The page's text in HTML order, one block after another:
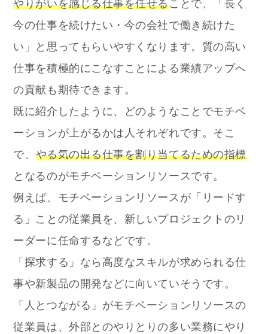
やりがいを感じる仕事を任せることで、「長く
今の仕事を続けたい・今の会社で働き続けた
い」と思ってもらいやすくなります。質の高い
仕事を積極的にこなすことによる業績アップへ
の貢献も期待できます。
既に紹介したように、どのようなことでモチベ
ーションが上がるかは人それぞれです。そこ
で、 やる気の出る仕事を割り当てるための指標
となるのがモチベーションリソースです。
例えば、モチベーションリソースが「リードす
る」ことの従業員を、新しいプロジェクトのリ
ーダーに任命するなどです。
「探求する」なら高度なスキルが求められる仕
事や新製品の開発などに向いていそうです。
「人とつながる」がモチベーションリソースの
従業員は、外部とのやりとりの多い業務にやり